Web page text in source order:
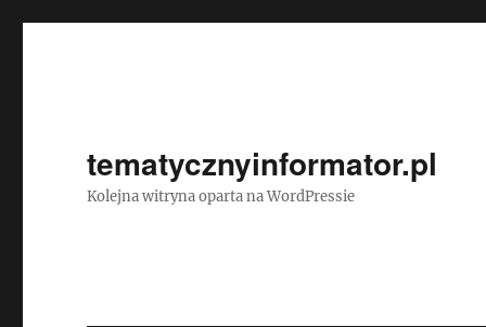
tematycznyinformator.pl
Kolejna witryna oparta na WordPressie